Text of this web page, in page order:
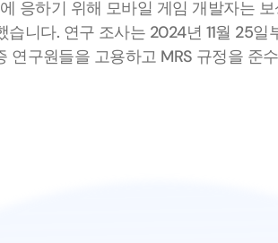
응하기 위해 모바일 게임 개발자는
니다. 연구 조사는 2024년 11월 25
연구원들을 고용하고 MRS 규정을 준